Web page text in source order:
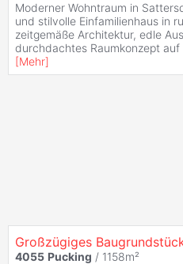
Moderner Wohntraum in
und stilvolle Einfamilienhaus in
zeitgemäße Architektur, edle
durchdachtes Raumkonzept auf
[Mehr]
Großzügiges
4055 Pucking / 1158m²